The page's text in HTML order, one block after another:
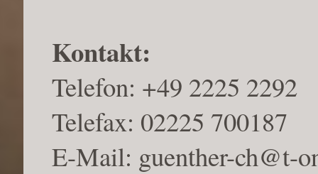
Kontakt:
Telefon: +49 2225 2292
Telefax: 02225 700187
E-Mail: guenther-ch@t-